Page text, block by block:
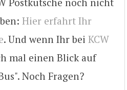
Hier erfahrt Ihr
. Und wenn Ihr bei KCW
mal einen Blick auf
Noch Fragen?